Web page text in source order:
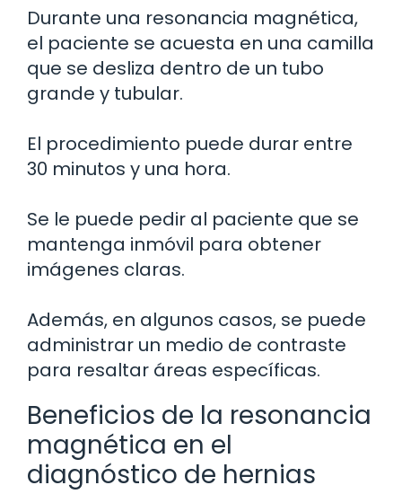
Durante una resonancia magnética,
el paciente se acuesta en una camilla
que se desliza dentro de un tubo
grande y tubular.
El procedimiento puede durar entre
30 minutos y una hora.
Se le puede pedir al paciente que se
mantenga inmóvil para obtener
imágenes claras.
Además, en algunos casos, se puede
administrar un medio de contraste
para resaltar áreas específicas.
Beneficios de la resonancia
magnética en el
diagnóstico de hernias